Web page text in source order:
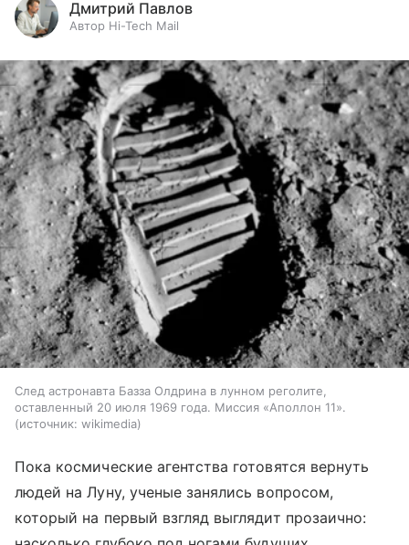
Дмитрий Павлов
Автор Hi-Tech Mail
След астронавта Базза Олдрина в лунном реголите,
оставленный 20 июля 1969 года. Миссия «Аполлон 11».
источник: wikimedia
Пока космические агентства готовятся вернуть
людей на Луну, ученые занялись вопросом,
который на первый взгляд выглядит прозаично: